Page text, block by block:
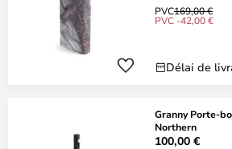
PVC169,00 €
PVC -42,00 €
Délai de
Granny Porte-
Northern
100,00 €